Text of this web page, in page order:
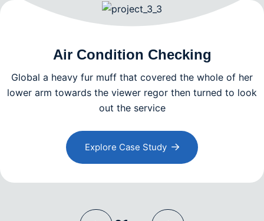
Air Condition Checking
Global a heavy fur muff that covered the whole of her
lower arm towards the viewer regor then turned to look
out the service
Explore Case Study